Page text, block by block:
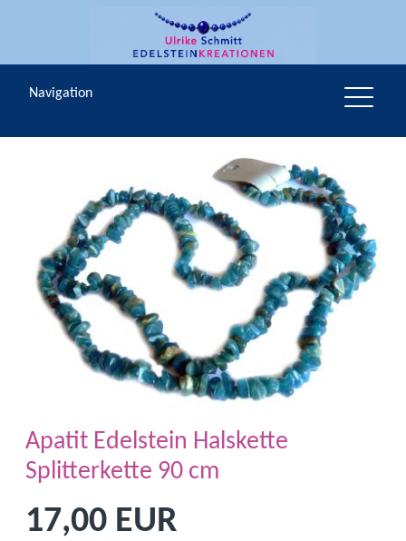
Navigation
Apatit Edelstein Halskette
Splitterkette 90 cm
17,00 EUR